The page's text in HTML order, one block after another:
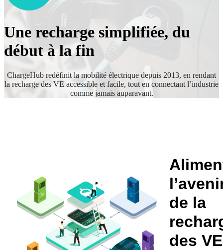
Une recharge simplifiée, du
début à la fin
ChargeHub redéfinit la mobilité électrique depuis 2013, en rendant
la recharge des VE accessible et facile, tout en connectant l’industrie
comme jamais auparavant.
de la
des VE